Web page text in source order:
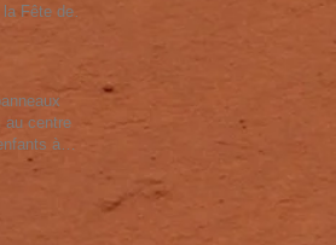
Fête de la
au centre
à
4785 euros